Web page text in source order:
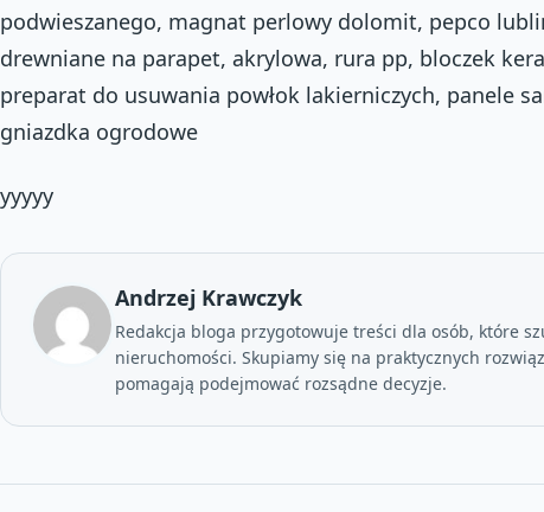
podwieszanego, magnat perlowy dolomit, pepco
drewniane na parapet, akrylowa, rura pp, bloczek
preparat do usuwania powłok lakierniczych, panele
gniazdka ogrodowe
yyyyy
Andrzej Krawczyk
Redakcja bloga przygotowuje treści dla osób, które
nieruchomości. Skupiamy się na praktycznych
pomagają podejmować rozsądne decyzje.